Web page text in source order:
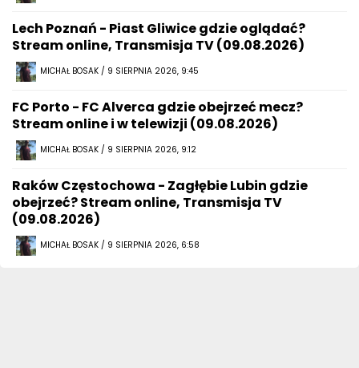
Lech Poznań - Piast Gliwice gdzie oglądać?
Stream online, Transmisja TV (09.08.2026)
MICHAŁ BOSAK / 9 SIERPNIA 2026, 9:45
FC Porto - FC Alverca gdzie obejrzeć mecz?
Stream online i w telewizji (09.08.2026)
MICHAŁ BOSAK / 9 SIERPNIA 2026, 9:12
Raków Częstochowa - Zagłębie Lubin gdzie
obejrzeć? Stream online, Transmisja TV
(09.08.2026)
MICHAŁ BOSAK / 9 SIERPNIA 2026, 6:58